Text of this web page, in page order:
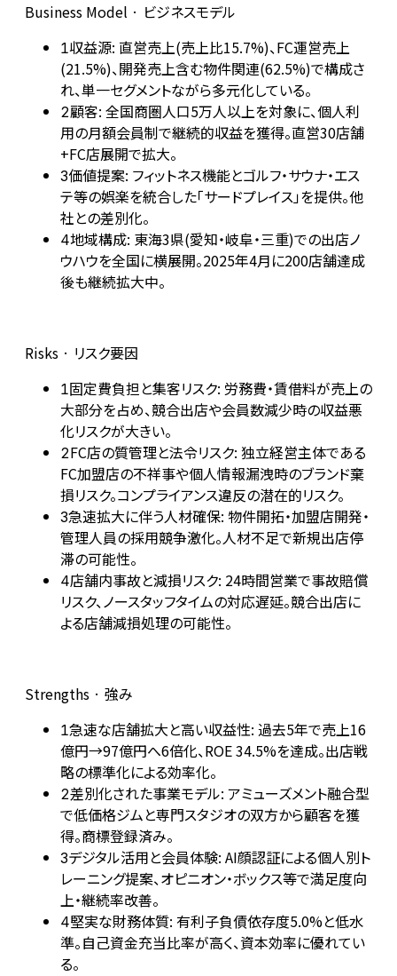
Business Model · ビジネスモデル
1収益源: 直営売上(売上比15.7%)、FC運営売上
(21.5%)、開発売上含む物件関連(62.5%)で構成さ
れ、単一セグメントながら多元化している。
2顧客: 全国商圏人口5万人以上を対象に、個人利
用の月額会員制で継続的収益を獲得。直営30店舗
+FC店展開で拡大。
3価値提案: フィットネス機能とゴルフ・サウナ・エス
テ等の娯楽を統合した「サードプレイス」を提供。他
社との差別化。
4地域構成: 東海3県(愛知・岐阜・三重)での出店ノ
ウハウを全国に横展開。2025年4月に200店舗達成
後も継続拡大中。
Risks · リスク要因
1固定費負担と集客リスク: 労務費・賃借料が売上の
大部分を占め、競合出店や会員数減少時の収益悪
化リスクが大きい。
2FC店の質管理と法令リスク: 独立経営主体である
FC加盟店の不祥事や個人情報漏洩時のブランド棄
損リスク。コンプライアンス違反の潜在的リスク。
3急速拡大に伴う人材確保: 物件開拓・加盟店開発・
管理人員の採用競争激化。人材不足で新規出店停
滞の可能性。
4店舗内事故と減損リスク: 24時間営業で事故賠償
リスク、ノースタッフタイムの対応遅延。競合出店に
よる店舗減損処理の可能性。
Strengths · 強み
1急速な店舗拡大と高い収益性: 過去5年で売上16
億円→97億円へ6倍化、ROE 34.5%を達成。出店戦
略の標準化による効率化。
2差別化された事業モデル: アミューズメント融合型
で低価格ジムと専門スタジオの双方から顧客を獲
得。商標登録済み。
3デジタル活用と会員体験: AI顔認証による個人別ト
レーニング提案、オピニオン・ボックス等で満足度向
上・継続率改善。
4堅実な財務体質: 有利子負債依存度5.0%と低水
準。自己資金充当比率が高く、資本効率に優れてい
る。